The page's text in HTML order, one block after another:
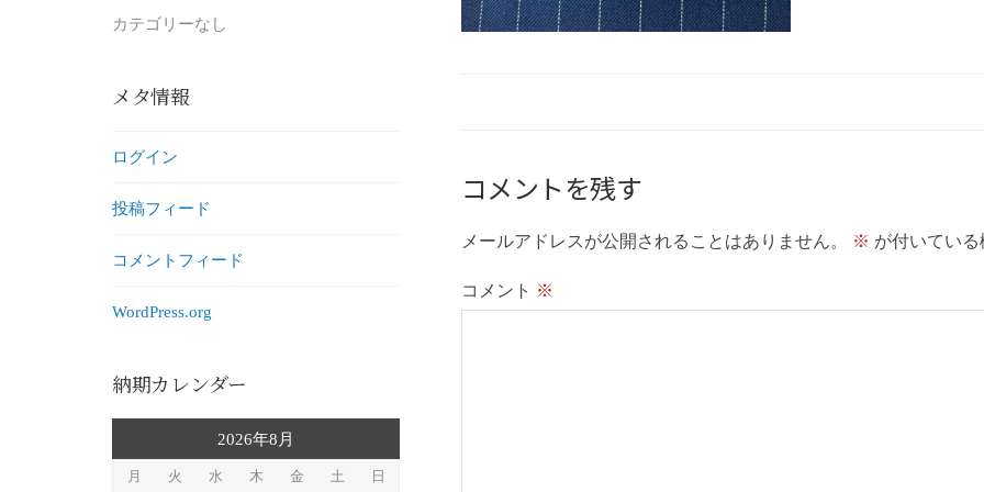
コメントを残す
メールアドレスが公開されることはありません。 ※ が付いてい
コメント ※
カテゴリーなし
メタ情報
ログイン
投稿フィード
コメントフィード
WordPress.org
納期カレンダー
2026年8月
月 火 水 木 金 土
日